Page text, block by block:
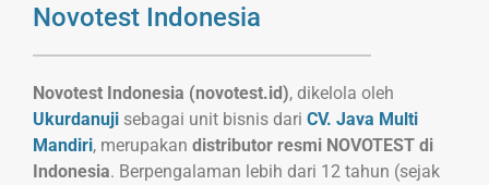
Novotest Indonesia
Novotest Indonesia (novotest.id), dikelola oleh
Ukurdanuji sebagai unit bisnis dari CV. Java Multi
Mandiri, merupakan distributor resmi NOVOTEST di
Indonesia. Berpengalaman lebih dari 12 tahun (sejak